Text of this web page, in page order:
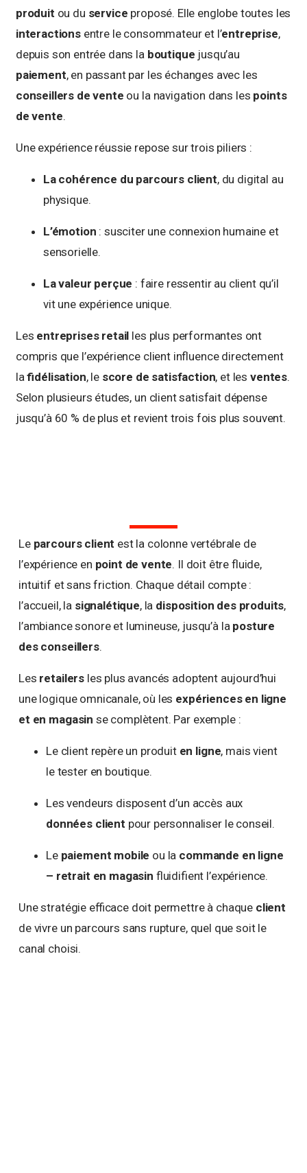
produit ou du service proposé. Elle englobe toutes les
interactionsentre le consommateur et l’entreprise,
depuis son entrée dans la boutique jusqu’au
paiement, en passant par les échanges avec les
conseillers de vente ou la navigation dans les points
de vente.
Une expérience réussie repose sur trois piliers :
La cohérence du parcours client, du digital au
physique.
L’émotion : susciter une connexion humaine et
sensorielle.
La valeur perçue : faire ressentir au client qu’il
vit une expérience unique.
Les entreprises retail les plus performantes ont
compris que l’expérience client influence directement
lafidélisation, le score de satisfaction, et lesventes.
Selon plusieurs études, un client satisfait dépense
jusqu’à 60 % de plus et revient trois fois plus souvent.
Le parcours client est la colonne vertébrale de
l’expérience en point de vente. Il doit être fluide,
intuitif et sans friction. Chaque détail compte :
l’accueil, la signalétique, la disposition des produits,
l’ambiance sonore et lumineuse, jusqu’à la posture
des conseillers.
Les retailers les plus avancés adoptent aujourd’hui
une logique omnicanale, où les expériences en ligne
et en magasin se complètent. Par exemple :
Le client repère un produit en ligne, mais vient
le tester en boutique.
Les vendeurs disposent d’un accès aux
données client pour personnaliser le conseil.
Le paiement mobile ou la commande en ligne
– retrait en magasin fluidifient l’expérience.
Une stratégie efficace doit permettre à chaque client
de vivre un parcours sans rupture, quel que soit le
canal choisi.